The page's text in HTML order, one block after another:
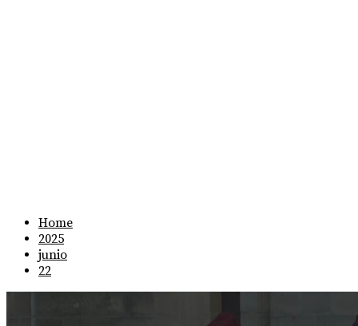
Home
2025
junio
22